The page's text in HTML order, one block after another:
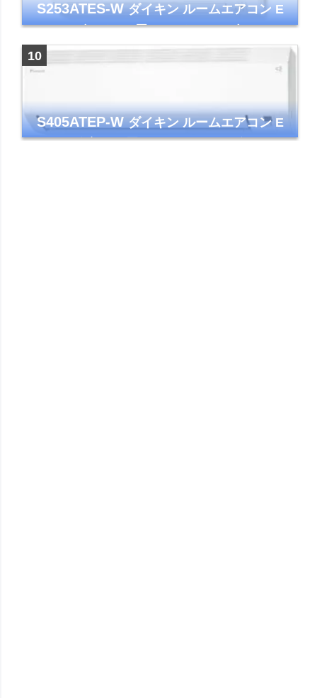
S253ATES-Wダイキン ルームエアコン E
シリーズ おもに8畳 ホワイト 2023年モデル
ストリーマ
S405ATEP-Wダイキン ルームエアコン E
シリーズ 主に14畳用 ホワイト 2025年モデル